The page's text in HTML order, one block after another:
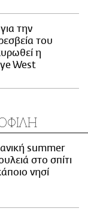
την
του
η
West
summer
στο σπίτι
νησί